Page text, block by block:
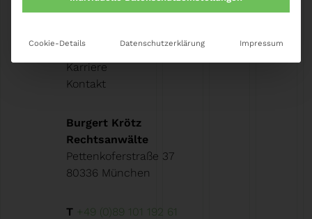
Datenschutz
Karriere
Kontakt
Burgert Krötz
Rechtsanwälte
Pettenkoferstraße 37
80336 München
T +49 (0)89 101 192 61
Cookie-Details Datenschutzerklärung Impressum